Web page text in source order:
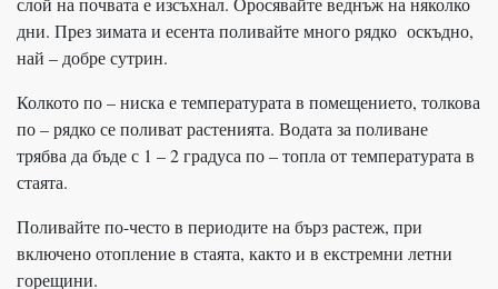
дни. През зимата и есента поливайте много рядко оскъдно,
най – добре сутрин.
Колкото по – ниска е температурата в помещението, толкова
по – рядко се поливат растенията. Водата за поливане
трябва да бъде с 1 – 2 градуса по – топла от температурата в
стаята.
Поливайте по-често в периодите на бърз растеж, при
включено отопление в стаята, както и в екстремни летни
горещини.